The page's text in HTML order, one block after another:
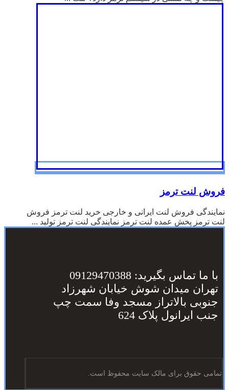
فروش لنت ترمز
نمایندگی فروش لنت ایرانی و خارجی خرید لنت ترمز فروش
لنت ترمز پخش عمده لنت ترمز نمایندگی لنت ترمز تولید ...
با ما تماس بگیرید: 09129470388
تهران میدان شوش خیابان شهرزاد
جنوبی بالاتراز مسجد وفا سمت چپ
جنب ایرانول پلاک 624
تمامی حقوق برای مالک سایت محفوظ است.